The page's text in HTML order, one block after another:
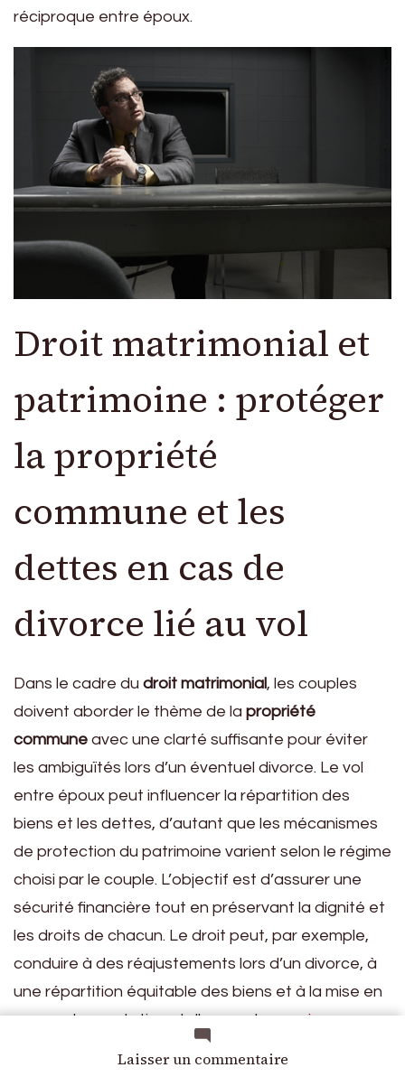
Laisser un commentairesur
réciproque entre époux.
Droit matrimonial et
patrimoine : protéger
la propriété
commune et les
dettes en cas de
divorce lié au vol
Dans le cadre du droit matrimonial, les couples
doivent aborder le thème de la propriété
commune avec une clarté suffisante pour éviter
les ambiguïtés lors d’un éventuel divorce. Le vol
entre époux peut influencer la répartition des
biens et les dettes, d’autant que les mécanismes
de protection du patrimoine varient selon le régime
choisi par le couple. L’objectif est d’assurer une
sécurité financière tout en préservant la dignité et
les droits de chacun. Le droit peut, par exemple,
conduire à des réajustements lors d’un divorce, à
une répartition équitable des biens et à la mise en
œuvre de prestations telles que lapension
ou le calcul d’autres prestations en